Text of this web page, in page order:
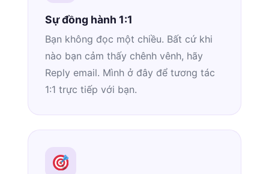
Sự đồng hành 1:1
Bạn không đọc một chiều. Bất cứ khi
nào bạn cảm thấy chênh vênh, hãy
Reply email. Mình ở đây để tương tác
1:1 trực tiếp với bạn.